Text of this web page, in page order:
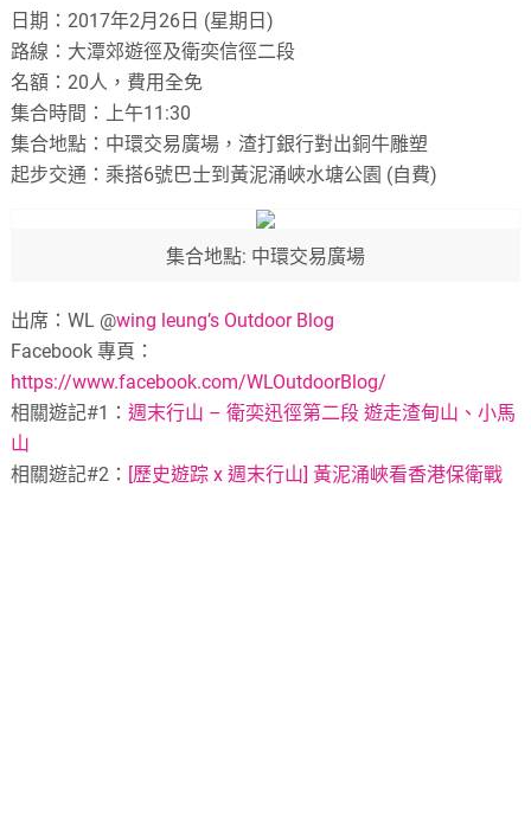
日期：2017年2月26日 (星期日)
路線：大潭郊遊徑及衛奕信徑二段
名額：20人，費用全免
集合時間：上午11:30
集合地點：中環交易廣場，渣打銀行對出銅牛雕塑
起步交通：乘搭6號巴士到黃泥涌峽水塘公園 (自費)
集合地點: 中環交易廣場
出席：WL @wing leung’s Outdoor Blog
Facebook 專頁：
https://www.facebook.com/WLOutdoorBlog/
相關遊記#1：週末行山 – 衛奕迅徑第二段 遊走渣甸山、小馬
山
相關遊記#2： [歷史遊踪 x 週末行山] 黃泥涌峽看香港保衛戰